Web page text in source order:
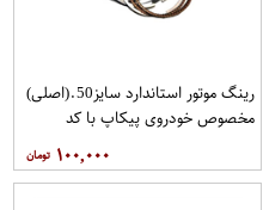
رینگ موتور استاندارد سایز50.(اصلی)
مخصوص خودروی پیکاپ با کد
فنی12036-5V110 برند نیسان موتور
فروشگاه مگاموتور
۱۰۰,۰۰۰